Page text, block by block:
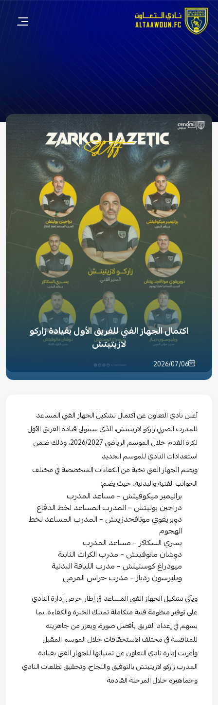
اكتمال الجهاز الفني للفريق الأول بقيادة زاركو
لازيتيتش
2026/07/06
أعلن نادي التعاون عن اكتمال تشكيل الجهاز الفني المساعد
للمدرب الصربي زاركو لازيتيتش، الذي سيتولى قيادة الفريق الأول
لكرة القدم خلال الموسم الرياضي 2026/2027، وذلك ضمن
استعدادات النادي للموسم الجديد
ويضم الجهاز الفني نخبة من الكفاءات المتخصصة في مختلف
الجوانب الفنية والبدنية، حيث يضم:
برانيمير ميكوفيتش – مساعد المدرب
دراجين بوليتش – المدرب المساعد لخط الدفاع
دوبريفوي موتافجدزيتش – المدرب المساعد لخط
الهجوم
يسري السكاكر – مساعد المدرب
دوشان ماتوفيتش – مدرب الكرات الثابتة
ميودراغ كوستيتش – مدرب اللياقة البدنية
ويليرسون ردياز – مدرب حراس المرمى
ويأتي تشكيل الجهاز الفني المساعد في إطار حرص إدارة النادي
على توفير منظومة فنية متكاملة تمتلك الخبرة والكفاءة، بما
يسهم في إعداد الفريق بأفضل صورة، ويعزز من جاهزيته
للمنافسة في مختلف الاستحقاقات خلال الموسم المقبل
وأعربت إدارة نادي التعاون عن تمنياتها للجهاز الفني بقيادة
المدرب زاركو لازيتيتش بالتوفيق والنجاح، وتحقيق تطلعات النادي
وجماهيره خلال المرحلة القادمة